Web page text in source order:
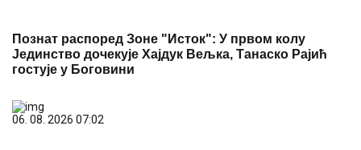
Познат распоред Зоне "Исток": У првом колу
Јединство дочекује Хајдук Вељка, Танаско Рајић
гостује у Боговини
06. 08. 2026 07:02